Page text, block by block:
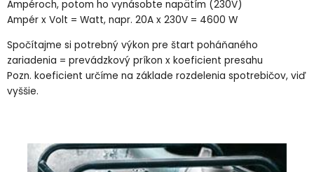
Ampéroch, potom ho vynásobte napätím (230V)
Ampér x Volt = Watt, napr. 20A x 230V = 4600 W
Spočítajme si potrebný výkon pre štart poháňaného
zariadenia = prevádzkový príkon x koeficient presahu
Pozn. koeficient určíme na základe rozdelenia spotrebičov, viď
vyššie.